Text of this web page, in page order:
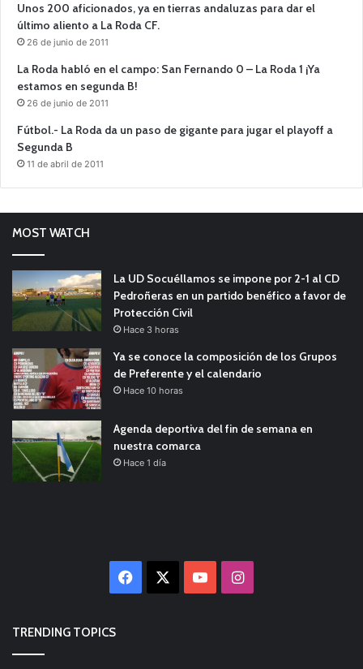
Unos 200 aficionados, ya en tierras andaluzas para dar el
último aliento a La Roda CF.
26 de junio de 2011
La Roda habló en el campo: San Fernando 0 – La Roda 1 ¡Ya
estamos en segunda B!
26 de junio de 2011
Fútbol.- La Roda da un paso de gigante para jugar el playoff a
Segunda B
11 de abril de 2011
MOST WATCH
La UD Socuéllamos se impone por 2-1 al CD
Pedroñeras en un partido benéfico a favor de
Protección Civil
Hace 3 horas
Ya se conoce la composición de los Grupos
de Preferente y el calendario
Hace 10 horas
Agenda deportiva del fin de semana en
nuestra comarca
Hace 1 día
Facebook YouTubeInstagram
TRENDING TOPICS